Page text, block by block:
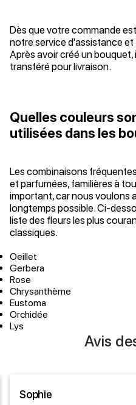
Dès que votre commande
notre service d'assistance
Après avoir créé un
transféré pour livraison.
Quelles couleurs
utilisées dans les
Les combinaisons
et parfumées, familières à
important, car nous voulons
longtemps possible. Ci-
liste des fleurs les plus
classiques.
Oeillet
Gerbera
Rose
Chrysanthème
Eustoma
Orchidée
Lys
Avis
Sophie